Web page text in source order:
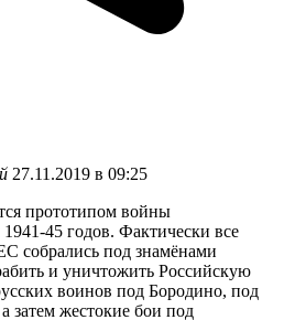
27.11.2019 в 09:25
прототипом войны
45 годов. Фактически все
собрались под знамёнами
и уничтожить Российскую
воинов под Бородино, под
затем жестокие бои под